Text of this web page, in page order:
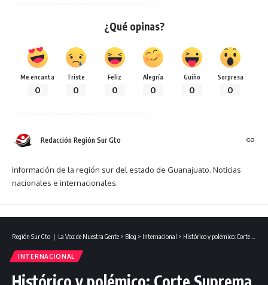
¿Qué opinas?
Me encanta
0
Triste
0
Feliz
0
Alegría
0
Guiño
0
Sorpresa
0
Redacción Región Sur Gto
Información de la región sur del estado de Guanajuato. Noticias
nacionales e internacionales.
Región Sur Gto ❘ La Voz de Nuestra Gente > Blog > Internacional > Histórico y polémico: Corte Suprema permite a Donald Trump avanzar con restricciones a la ciudadanía por nacimiento.
INTERNACIONAL